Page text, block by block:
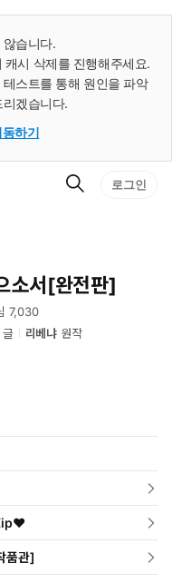
습니다.
시 삭제를 진행해주세요.
스트를 통해 원인을 파악
겠습니다.
하기
검
로그인
소서[완전판]
7,030
리베냐 원작
품관]